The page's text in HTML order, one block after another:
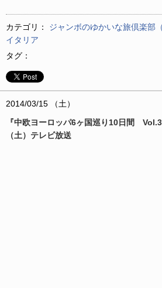
カテゴリ： ジャンボのゆかいな旅倶楽部（
イタリア
タグ：
2014/03/15 （土）
『中欧ヨーロッパ6ヶ国巡り10日間
（土）テレビ放送